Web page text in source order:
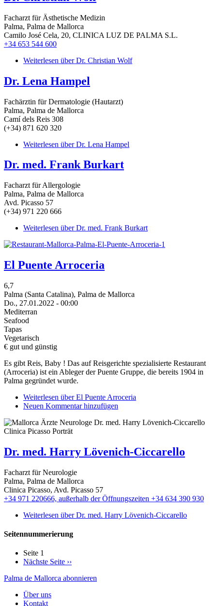
Facharzt für Ästhetische Medizin
Palma, Palma de Mallorca
Camilo José Cela, 20, CLINICA LUZ DE PALMA S.L.
+34 653 544 600
Weiterlesen über Dr. Christian Wolf
Dr. Lena Hampel
Fachärztin für Dermatologie (Hautarzt)
Palma, Palma de Mallorca
Camí dels Reis 308
(+34) 871 620 320
Weiterlesen über Dr. Lena Hampel
Dr. med. Frank Burkart
Facharzt für Allergologie
Palma, Palma de Mallorca
Avd. Picasso 57
(+34) 971 220 666
Weiterlesen über Dr. med. Frank Burkart
El Puente Arroceria
6,7
Palma (Santa Catalina), Palma de Mallorca
Do., 27.01.2022 - 00:00
Mediterran
Seafood
Tapas
Vegetarisch
€ gut und günstig
Es gibt Reis, Baby ! Das auf Reisgerichte spezialisierte Restaurant
(Arroceria) ist ein Ableger der Puente Gruppe, die bereits 1904 in
Palma gegründet wurde.
Weiterlesen über El Puente Arroceria
Neuen Kommentar hinzufügen
Dr. med. Harry Lövenich-Ciccarello
Facharzt für Neurologie
Palma, Palma de Mallorca
Clinica Picasso, Avd. Picasso 57
+34 971 220666, außerhalb der Öffnungszeiten +34 634 390 930
Weiterlesen über Dr. med. Harry Lövenich-Ciccarello
Seitennummerierung
Seite 1
Nächste Seite ››
Palma de Mallorca abonnieren
Über uns
Kontakt